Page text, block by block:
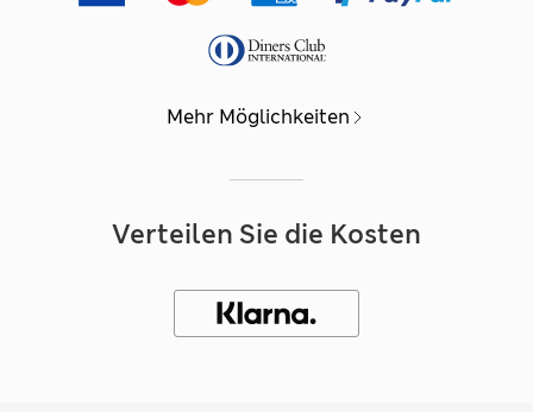
Mehr Möglichkeiten
Verteilen Sie die Kosten